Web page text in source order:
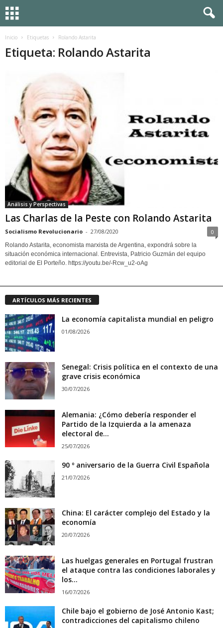
Inicio Etiquetas Rolando Astarita
Etiqueta: Rolando Astarita
Análisis y Perspectivas
Las Charlas de la Peste con Rolando Astarita
Socialismo Revolucionario - 27/08/2020 0
Rolando Astarita, economista marxista de Argentina, expondrá sobre la
situación económica internacional. Entrevista, Patricio Guzmán del equipo
editorial de El Porteño. https://youtu.be/-Rcw_u2-oAg
ARTÍCULOS MÁS RECIENTES
La economía capitalista mundial en peligro
01/08/2026
Senegal: Crisis política en el contexto de una
grave crisis económica
30/07/2026
Alemania: ¿Cómo debería responder el
Partido de la Izquierda a la amenaza
electoral de...
25/07/2026
90 º aniversario de la Guerra Civil Española
21/07/2026
China: El carácter complejo del Estado y la
economía
20/07/2026
Las huelgas generales en Portugal frustran
el ataque contra las condiciones laborales y
los...
16/07/2026
Chile bajo el gobierno de José Antonio Kast;
contradicciones del capitalismo chileno